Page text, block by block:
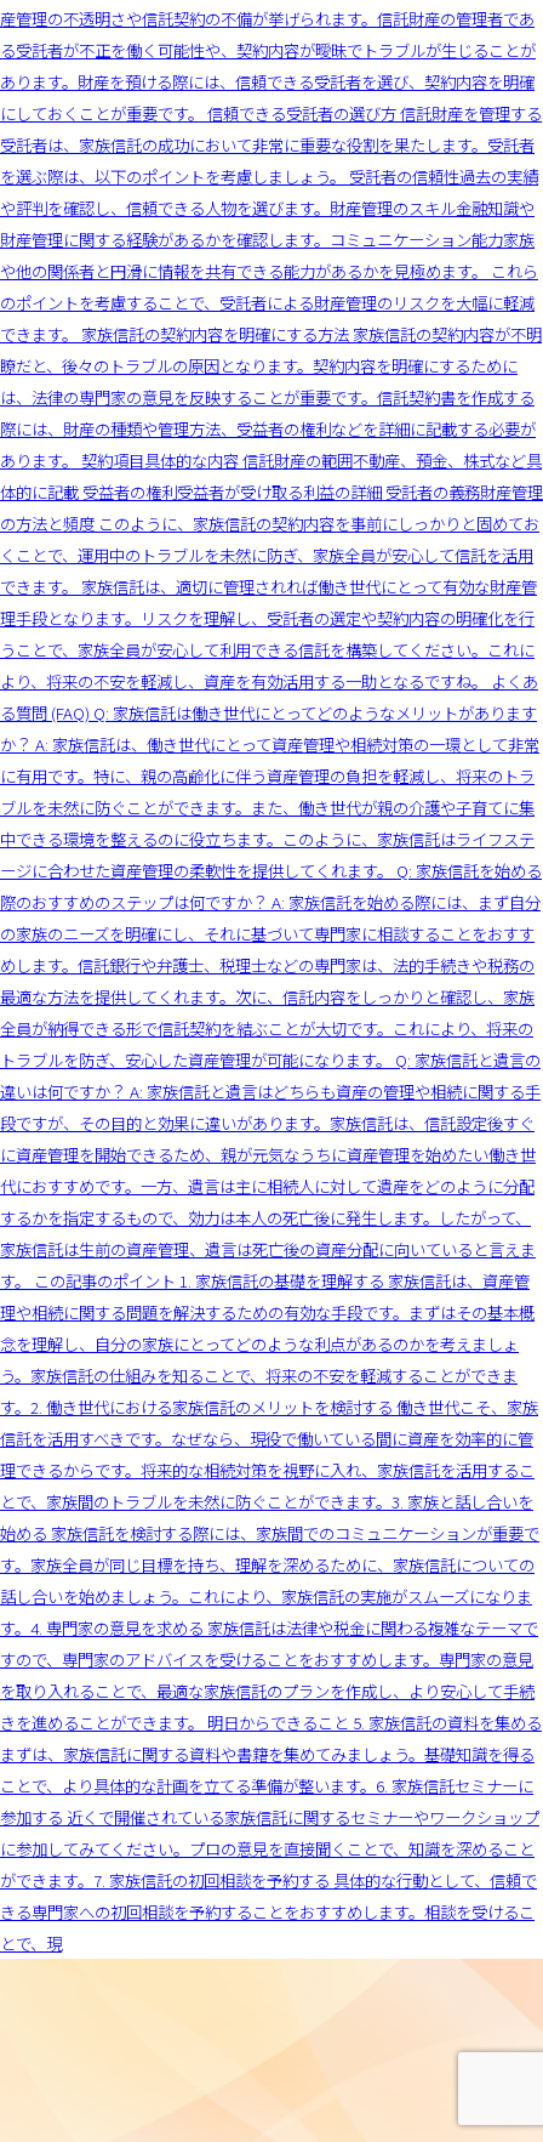
産管理の不透明さや信託契約の不備が挙げられます。信託財産の管理者であ
る受託者が不正を働く可能性や、契約内容が曖昧でトラブルが生じることが
あります。財産を預ける際には、信頼できる受託者を選び、契約内容を明確
にしておくことが重要です。 信頼できる受託者の選び方 信託財産を管理する
受託者は、家族信託の成功において非常に重要な役割を果たします。受託者
を選ぶ際は、以下のポイントを考慮しましょう。 受託者の信頼性過去の実績
や評判を確認し、信頼できる人物を選びます。財産管理のスキル金融知識や
財産管理に関する経験があるかを確認します。コミュニケーション能力家族
や他の関係者と円滑に情報を共有できる能力があるかを見極めます。 これら
のポイントを考慮することで、受託者による財産管理のリスクを大幅に軽減
できます。 家族信託の契約内容を明確にする方法 家族信託の契約内容が不明
瞭だと、後々のトラブルの原因となります。契約内容を明確にするために
は、法律の専門家の意見を反映することが重要です。信託契約書を作成する
際には、財産の種類や管理方法、受益者の権利などを詳細に記載する必要が
あります。 契約項目具体的な内容 信託財産の範囲不動産、預金、株式など具
体的に記載 受益者の権利受益者が受け取る利益の詳細 受託者の義務財産管理
の方法と頻度 このように、家族信託の契約内容を事前にしっかりと固めてお
くことで、運用中のトラブルを未然に防ぎ、家族全員が安心して信託を活用
できます。 家族信託は、適切に管理されれば働き世代にとって有効な財産管
理手段となります。リスクを理解し、受託者の選定や契約内容の明確化を行
うことで、家族全員が安心して利用できる信託を構築してください。これに
より、将来の不安を軽減し、資産を有効活用する一助となるですね。 よくあ
る質問 (FAQ) Q: 家族信託は働き世代にとってどのようなメリットがあります
か？ A: 家族信託は、働き世代にとって資産管理や相続対策の一環として非常
に有用です。特に、親の高齢化に伴う資産管理の負担を軽減し、将来のトラ
ブルを未然に防ぐことができます。また、働き世代が親の介護や子育てに集
中できる環境を整えるのに役立ちます。このように、家族信託はライフステ
ージに合わせた資産管理の柔軟性を提供してくれます。 Q: 家族信託を始める
際のおすすめのステップは何ですか？ A: 家族信託を始める際には、まず自分
の家族のニーズを明確にし、それに基づいて専門家に相談することをおすす
めします。信託銀行や弁護士、税理士などの専門家は、法的手続きや税務の
最適な方法を提供してくれます。次に、信託内容をしっかりと確認し、家族
全員が納得できる形で信託契約を結ぶことが大切です。これにより、将来の
トラブルを防ぎ、安心した資産管理が可能になります。 Q: 家族信託と遺言の
違いは何ですか？ A: 家族信託と遺言はどちらも資産の管理や相続に関する手
段ですが、その目的と効果に違いがあります。家族信託は、信託設定後すぐ
に資産管理を開始できるため、親が元気なうちに資産管理を始めたい働き世
代におすすめです。一方、遺言は主に相続人に対して遺産をどのように分配
するかを指定するもので、効力は本人の死亡後に発生します。したがって、
家族信託は生前の資産管理、遺言は死亡後の資産分配に向いていると言えま
す。 この記事のポイント 1. 家族信託の基礎を理解する 家族信託は、資産管
理や相続に関する問題を解決するための有効な手段です。まずはその基本概
念を理解し、自分の家族にとってどのような利点があるのかを考えましょ
う。家族信託の仕組みを知ることで、将来の不安を軽減することができま
す。2. 働き世代における家族信託のメリットを検討する 働き世代こそ、家族
信託を活用すべきです。なぜなら、現役で働いている間に資産を効率的に管
理できるからです。将来的な相続対策を視野に入れ、家族信託を活用するこ
とで、家族間のトラブルを未然に防ぐことができます。3. 家族と話し合いを
始める 家族信託を検討する際には、家族間でのコミュニケーションが重要で
す。家族全員が同じ目標を持ち、理解を深めるために、家族信託についての
話し合いを始めましょう。これにより、家族信託の実施がスムーズになりま
す。4. 専門家の意見を求める 家族信託は法律や税金に関わる複雑なテーマで
すので、専門家のアドバイスを受けることをおすすめします。専門家の意見
を取り入れることで、最適な家族信託のプランを作成し、より安心して手続
きを進めることができます。 明日からできること 5. 家族信託の資料を集める
まずは、家族信託に関する資料や書籍を集めてみましょう。基礎知識を得る
ことで、より具体的な計画を立てる準備が整います。6. 家族信託セミナーに
参加する 近くで開催されている家族信託に関するセミナーやワークショップ
に参加してみてください。プロの意見を直接聞くことで、知識を深めること
ができます。7. 家族信託の初回相談を予約する 具体的な行動として、信頼で
きる専門家への初回相談を予約することをおすすめします。相談を受けるこ
とで、現